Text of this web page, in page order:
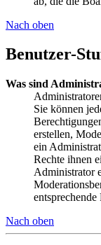
Nach oben
Benutzer-
Was sind
Sie können
erstellen,
ein
Rechte ihnen
Administrator
Nach oben